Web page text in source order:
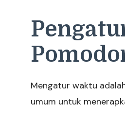
Mengatur waktu
umum untuk